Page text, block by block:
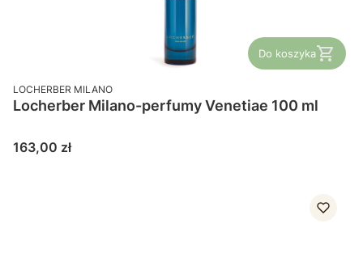
Do koszyka
PRODUCENT
LOCHERBER MILANO
Locherber Milano-perfumy Venetiae 100 ml
Cena
163,00 zł